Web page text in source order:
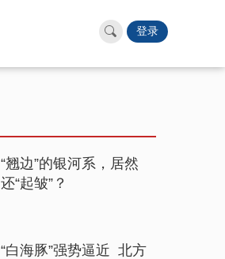
登录
“翘边”的银河系，居然
还“起皱”？
“白海豚”强势逼近 北方